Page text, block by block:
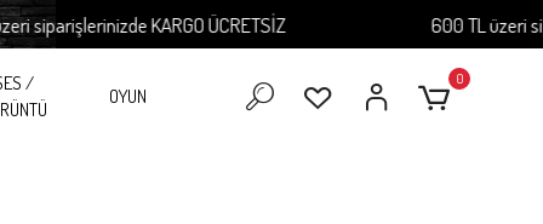
KARGO ÜCRETSİZ 600 TL üzeri
/
OYUN
0